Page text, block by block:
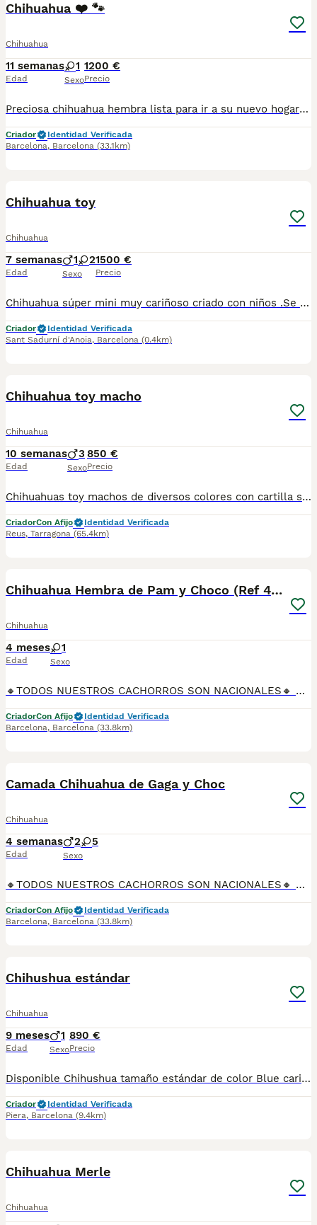
Chihuahua ❤️ 🐾
Chihuahua
11 semanas
Edad
1
Sexo
1200 €
Precio
Preciosa chihuahua hembra lista para ir a su nuevo hogar llena de energía muy alegre y cariñosa.Se entrega con su cartilla de vacunacion y desparacion correspondiente a su edad. Todos nuestros cachorros estan criados en ambiente familiar con mucho amor y mucha dedicación.
Criador
Identidad Verificada
Barcelona, Barcelona (33.1km)
Chihuahua toy
Chihuahua
7 semanas
Edad
1 2
Sexo
1500 €
Precio
Chihuahua súper mini muy cariñoso criado con niños .Se entrega vacunado y desparasitado para más información escribir o llamar al 682908382
Criador
Identidad Verificada
Sant Sadurní d'Anoia, Barcelona (0.4km)
Chihuahua toy macho
Chihuahua
10 semanas
Edad
3
Sexo
850 €
Precio
Chihuahuas toy machos de diversos colores con cartilla sanitaria vacuna chip desparasitación con garantía víricas y congenitas
CriadorCon Afijo
Identidad Verificada
Reus, Tarragona (65.4km)
Chihuahua Hembra de Pam y Choco (Ref 4143)
Chihuahua
4 meses
Edad
1
Sexo
🔸TODOS NUESTROS CACHORROS SON NACIONALES🔸 Se entregan con sus vacunas, desparasitaciones internas y externas, microchip y su registro, cartilla sanitaria, contrato de garantías, toda su documentación legal y factura. ✅ Somos un criadero familiar autorizado y certificado por la Generalitat de Catalunya bajo el número de Núcleo Zoológico G25/00314. 💙 Con más de 30 años promoviendo la cría responsable. PARA MÁS INFORMACIÓN: ☎️ TIENDA 933095977 📱 CRIADERO 685878504 📱 WHATSAPP 674320847 🐶 Puedes conocer a los cachorros en persona (cita previa) 💻 Fotos y vídeos www.aquanatura.es 🚙 Hacemos envíos 💰 Financiamos 📌 Calle Roger de Flor 45, muy cerca del Arc de Triomf de Barcelona, de Lunes a Sábados.
CriadorCon Afijo
Identidad Verificada
Barcelona, Barcelona (33.8km)
Camada Chihuahua de Gaga y Choc
Chihuahua
4 semanas
Edad
2 5
Sexo
🔸TODOS NUESTROS CACHORROS SON NACIONALES🔸 Se entregan con sus vacunas, desparasitaciones internas y externas, microchip y su registro, cartilla sanitaria, contrato de garantías, toda su documentación legal y factura. ✅ Somos un criadero familiar autorizado y certificado por la Generalitat de Catalunya bajo el número de Núcleo Zoológico G25/00314. 💙 Con más de 30 años promoviendo la cría responsable. PARA MÁS INFORMACIÓN: ☎️ TIENDA 933095977 📱 CRIADERO 685878504 📱 WHATSAPP 674320847 🐶 Puedes conocer a los cachorros en persona (cita previa) 💻 Fotos y vídeos www.aquanatura.es 🚙 Hacemos envíos 💰 Financiamos 📌 Calle Roger de Flor 45, muy cerca del Arc de Triomf de Barcelona, de Lunes a Sábados.
CriadorCon Afijo
Identidad Verificada
Barcelona, Barcelona (33.8km)
Chihushua estándar
Chihuahua
9 meses
Edad
1
Sexo
890 €
Precio
Disponible Chihushua tamaño estándar de color Blue cariñoso y jugueton. Somos una empresa muy comprometida con el bienestar animal y la cria responsable por ello todos nuestros cachorros son nacidos y criados en nuestro propio Centro , asegurando así un correcto desarrollo y una magnífica socialización, consiguiendo en cada ejemplar un carácter juguetón y extrovertido . Se entregan con el carnet de primeras vacunas con el plan correspondiente a su edad , desparasitados y microchip implantado dado de alta en el registro de Anicom a nombre del nuevo propietario . Facilitamos junto al cachorro contrato de compra con garantías víricas de 15 días y congénitas de 1 año . Contamos con un gran equipo de profesionales entre los que se encuentran educadores, veterinarios y varios auxiliares, cumpliendo así con controles sanitarios diarios . Hacemos envíos a toda España con empresa de transporte privada preocupada por el bienestar y ofreciendo las atenciones necesarias a nuestros bebés . Si estás interesado en alguno de nuestros ejemplares solicita información al 722269698 . También atendemos vía WhatsApp . PRECIO REAL ( incluye el IVA) . Núcleo zoológico B2501315
Criador
Identidad Verificada
Piera, Barcelona (9.4km)
Chihuahua Merle
Chihuahua